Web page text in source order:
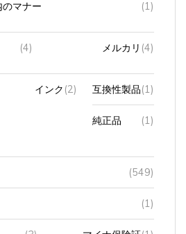
(4) メルカリ(4)
インク(2) 互換性製品(1)
純正品 (1)
(549)
(1)
(3) マイナ保険証(1)